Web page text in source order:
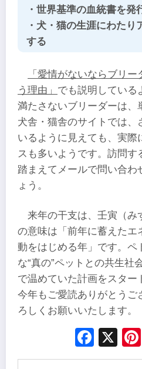
・世界基準の血統書を発
・犬・猫の生涯にわたり
する
「愛情がないならブリ
う理由」 でも説明している
満たさないブリーダーは、
犬舎・猫舎のサイトでは、
いるように見えても、実際
スも多いようです。訪問す
踏まえてメールで問い合わ
ょう。
来年の干支は、壬寅（み
の意味は「前年に蓄えたエ
動をはじめる年」です。ペ
な“真の”ペットとの共生社
で温めていた計画をスター
今年もご愛読ありがとうご
ろしくお願いいたします。
X